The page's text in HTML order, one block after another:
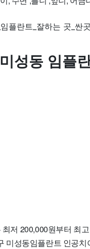
성동 임플
저 200,000원부터 최
미성동임플란트 인공